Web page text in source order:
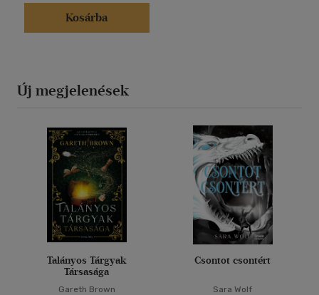
Kosárba
Új megjelenések
Talányos Tárgyak
Társasága
Gareth Brown
Csontot csontért
Sara Wolf